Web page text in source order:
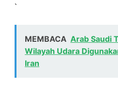
`
MEMBACA Arab Saudi
Wilayah Udara
Iran